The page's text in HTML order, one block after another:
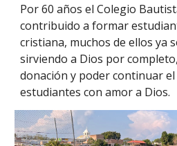
Por 60 años el Colegio
contribuido a formar
cristiana, muchos de ellos ya
sirviendo a Dios por
donación y poder continuar
estudiantes con amor a Dios.